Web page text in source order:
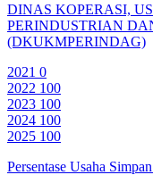
DINAS KOPERASI,
PERINDUSTRIAN
(DKUKMPERINDAG)
2021 0
2022 100
2023 100
2024 100
2025 100
Persentase Usaha